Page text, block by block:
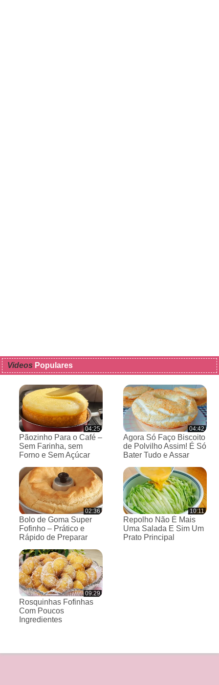
Videos Populares
04:25
Pãozinho Para o Café –
Sem Farinha, sem
Forno e Sem Açúcar
04:42
Agora Só Faço Biscoito
de Polvilho Assim! É Só
Bater Tudo e Assar
02:36
Bolo de Goma Super
Fofinho – Prático e
Rápido de Preparar
10:11
Repolho Não É Mais
Uma Salada E Sim Um
Prato Principal
09:29
Rosquinhas Fofinhas
Com Poucos
Ingredientes